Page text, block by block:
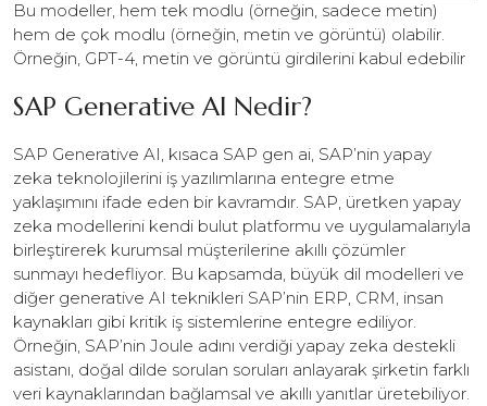
Bu modeller, hem tek modlu (örneğin, sadece metin)
hem de çok modlu (örneğin, metin ve görüntü) olabilir.
Örneğin, GPT-4, metin ve görüntü girdilerini kabul edebilir
SAP Generative AI Nedir?
SAP Generative AI, kısaca SAP gen ai, SAP’nin yapay
zeka teknolojilerini iş yazılımlarına entegre etme
yaklaşımını ifade eden bir kavramdır. SAP, üretken yapay
zeka modellerini kendi bulut platformu ve uygulamalarıyla
birleştirerek kurumsal müşterilerine akıllı çözümler
sunmayı hedefliyor. Bu kapsamda, büyük dil modelleri ve
diğer generative AI teknikleri SAP’nin ERP, CRM, insan
kaynakları gibi kritik iş sistemlerine entegre ediliyor.
Örneğin, SAP’nin Joule adını verdiği yapay zeka destekli
asistanı, doğal dilde sorulan soruları anlayarak şirketin farklı
veri kaynaklarından bağlamsal ve akıllı yanıtlar üretebiliyor.